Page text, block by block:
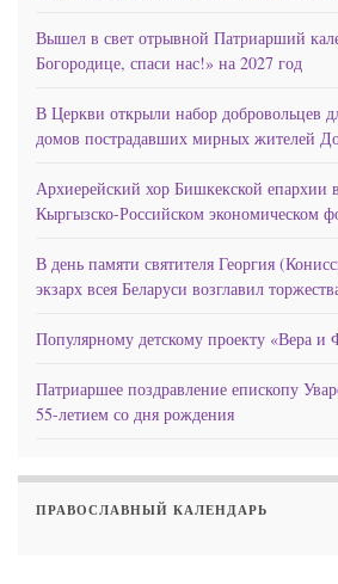
Вышел в свет отрывной Патриарший
Богородице, спаси нас!» на 2027 год
В Церкви открыли набор добровольцев
домов пострадавших мирных жителей
Архиерейский хор Бишкекской
Кыргызско-Российском экономическом
В день памяти святителя Георгия
экзарх всея Беларуси возглавил
Популярному детскому проекту «Вера
Патриаршее поздравление епископу
55-летием со дня рождения
ПРАВОСЛАВНЫЙ КАЛЕНДАРЬ